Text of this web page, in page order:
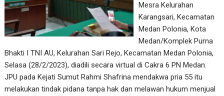
Mesra Kelurahan
Karangsari, Kecamatan
Medan Polonia, Kota
Medan/Komplek Purna
Bhakti I TNI AU, Kelurahan Sari Rejo, Kecamatan Medan Polonia,
Selasa (28/2/2023), diadili secara virtual di Cakra 6 PN Medan.
JPU pada Kejati Sumut Rahmi Shafrina mendakwa pria 55 itu
melakukan tindak pidana tanpa hak dan melawan hukum menjual